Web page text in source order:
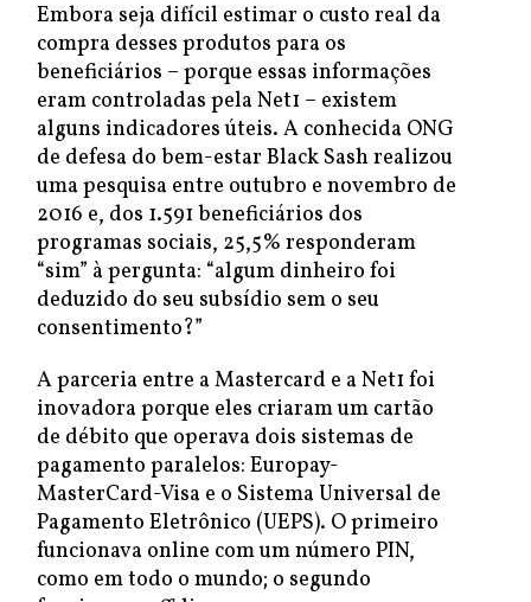
Embora seja difícil estimar o custo real da
compra desses produtos para os
beneficiários – porque essas informações
eram controladas pela Net1 – existem
alguns indicadores úteis. A conhecida ONG
de defesa do bem-estar Black Sash realizou
uma pesquisa entre outubro e novembro de
2016 e, dos 1.591 beneficiários dos
programas sociais, 25,5% responderam
“sim” à pergunta: “algum dinheiro foi
deduzido do seu subsídio sem o seu
consentimento?”
A parceria entre a Mastercard e a Net1 foi
inovadora porque eles criaram um cartão
de débito que operava dois sistemas de
pagamento paralelos: Europay-
MasterCard-Visa e o Sistema Universal de
Pagamento Eletrônico (UEPS). O primeiro
funcionava online com um número PIN,
como em todo o mundo; o segundo